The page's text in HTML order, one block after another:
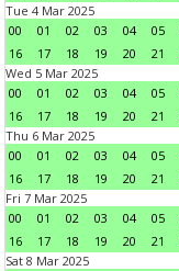
Tue 4 Mar 2025
00
01 02 03 04 05
16
17 18 19 20 21
Wed 5 Mar 2025
00
01 02 03 04 05
16
17 18 19 20 21
Thu 6 Mar 2025
00
01 02 03 04 05
16
17 18 19 20 21
Fri 7 Mar 2025
00
01 02 03 04 05
16
17 18 19 20 21
Sat 8 Mar 2025